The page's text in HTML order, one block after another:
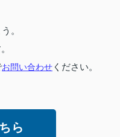
。
お問い合わせ ください。
ら